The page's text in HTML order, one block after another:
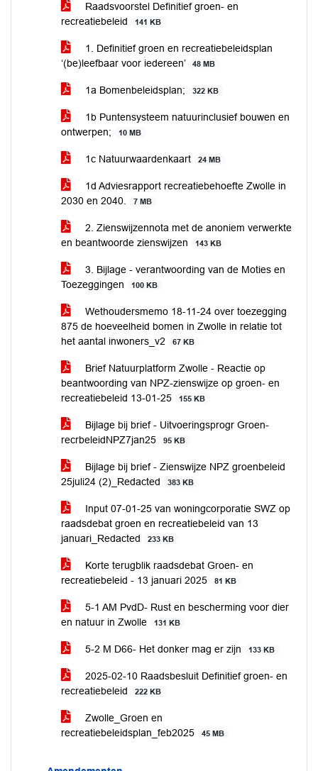
Raadsvoorstel Definitief groen- en
recreatiebeleid
141 KB
1. Definitief groen en recreatiebeleidsplan
‘(be)leefbaar voor iedereen’
48 MB
1a Bomenbeleidsplan; 322 KB
1b Puntensysteem natuurinclusief bouwen en
ontwerpen;
10 MB
1c Natuurwaardenkaart 24 MB
1d Adviesrapport recreatiebehoefte Zwolle in
2030 en 2040.
7 MB
2. Zienswijzennota met de anoniem verwerkte
en beantwoorde zienswijzen
143 KB
3. Bijlage - verantwoording van de Moties en
Toezeggingen
100 KB
Wethoudersmemo 18-11-24 over toezegging
875 de hoeveelheid bomen in Zwolle in relatie tot
het aantal inwoners_v2
67 KB
Brief Natuurplatform Zwolle - Reactie op
beantwoording van NPZ-zienswijze op groen- en
recreatiebeleid 13-01-25
155 KB
Bijlage bij brief - Uitvoeringsprogr Groen-
recrbeleidNPZ7jan25
95 KB
Bijlage bij brief - Zienswijze NPZ groenbeleid
25juli24 (2)_Redacted
383 KB
Input 07-01-25 van woningcorporatie SWZ op
raadsdebat groen en recreatiebeleid van 13
januari_Redacted
233 KB
Korte terugblik raadsdebat Groen- en
recreatiebeleid - 13 januari 2025
81 KB
5-1 AM PvdD- Rust en bescherming voor dier
en natuur in Zwolle
131 KB
5-2 M D66- Het donker mag er zijn 133 KB
2025-02-10 Raadsbesluit Definitief groen- en
recreatiebeleid
222 KB
Zwolle_Groen en
recreatiebeleidsplan_feb2025
45 MB